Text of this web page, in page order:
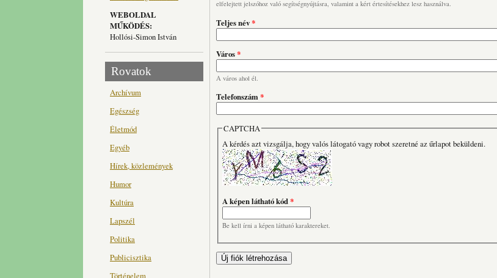
WEBOLDAL
MŰKÖDÉS:
Hollósi-Simon István
Rovatok
Archívum
Egészség
Életmód
Egyéb
Hírek, közlemények
Humor
Kultúra
Lapszél
Politika
Publicisztika
Történelem
elfelejtett jelszóhoz való segítségnyújtásra, valamint a kért értesítésekhez lesz használva.
Teljes név*
Város*
A város ahol él.
Telefonszám*
CAPTCHA
A kérdés azt vizsgálja, hogy valós látogató vagy robot szeretné az űrlapot beküldeni.
A képen látható kód*
Be kell írni a képen látható karaktereket.